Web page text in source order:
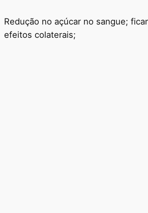
Redução no açúcar no sangue;
efeitos colaterais;